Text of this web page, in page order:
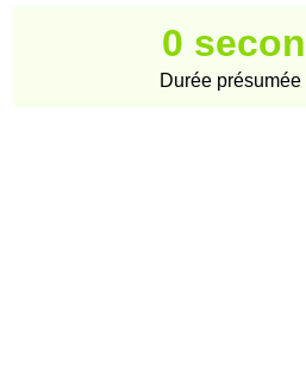
0
Durée présumée